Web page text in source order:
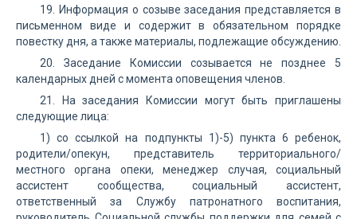
19. Информация о созыве заседания представляется в
письменном виде и содержит в обязательном порядке
повестку дня, а также материалы, подлежащие обсуждению.
20. Заседание Комиссии созывается не позднее 5
календарных дней с момента оповещения членов.
21. На заседания Комиссии могут быть приглашены
следующие лица:
1) со ссылкой на подпункты 1)-5) пункта 6 ребенок,
родители/опекун, представитель территориального/
местного органа опеки, менеджер случая, социальный
ассистент сообщества, социальный ассистент,
ответственный за Службу патронатного воспитания,